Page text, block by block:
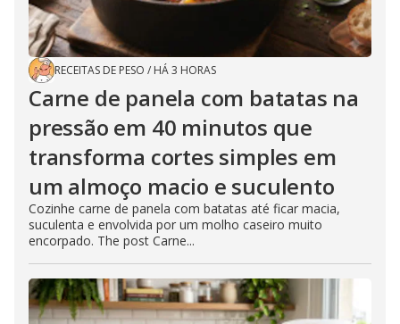
RECEITAS DE PESO / HÁ 3 HORAS
Carne de panela com batatas na
pressão em 40 minutos que
transforma cortes simples em
um almoço macio e suculento
Cozinhe carne de panela com batatas até ficar macia,
suculenta e envolvida por um molho caseiro muito
encorpado. The post Carne...